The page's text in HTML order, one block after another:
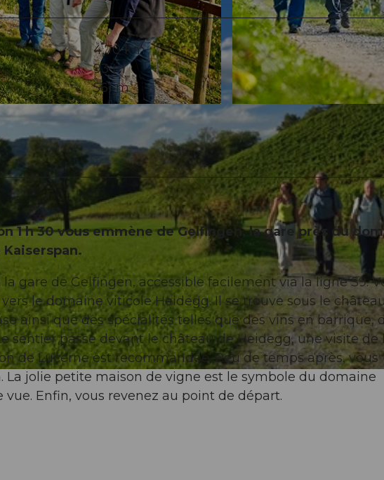
© Beat Brechbühl, Seetal Tourismus
4,70 km
93 m
561 m
1 h 30 vous emmène de Gelfingen, la gare près du
gare de Gelfingen, accessible facilement via la ligne S9.
le domaine viticole Heidegg. Il se trouve sous le
ainsi que des spécialités telles que des vins en barrique,
sentier passe devant le château de Heidegg, une visite de
de Lucerne est recommandée. Peu de temps après, vous
La jolie petite maison de vigne est le symbole du domaine
Enfin, vous revenez au point de départ.